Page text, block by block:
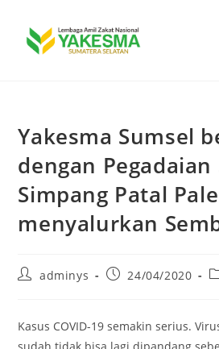
Yakesma Sumsel
dengan Pegadaian
Simpang Patal
menyalurkan
adminys 24/04/2020
Kasus COVID-19 semakin serius.